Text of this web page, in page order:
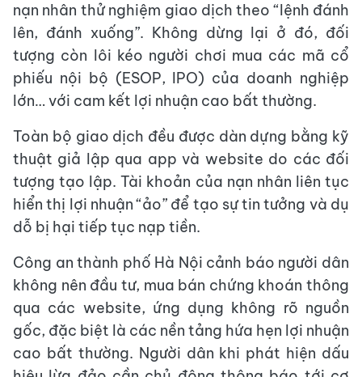
nạn nhân thử nghiệm giao dịch theo “lệnh đánh
lên, đánh xuống”. Không dừng lại ở đó, đối
tượng còn lôi kéo người chơi mua các mã cổ
phiếu nội bộ (ESOP, IPO) của doanh nghiệp
lớn… với cam kết lợi nhuận cao bất thường.
Toàn bộ giao dịch đều được dàn dựng bằng kỹ
thuật giả lập qua app và website do các đối
tượng tạo lập. Tài khoản của nạn nhân liên tục
hiển thị lợi nhuận “ảo” để tạo sự tin tưởng và dụ
dỗ bị hại tiếp tục nạp tiền.
Công an thành phố Hà Nội cảnh báo người dân
không nên đầu tư, mua bán chứng khoán thông
qua các website, ứng dụng không rõ nguồn
gốc, đặc biệt là các nền tảng hứa hẹn lợi nhuận
cao bất thường. Người dân khi phát hiện dấu